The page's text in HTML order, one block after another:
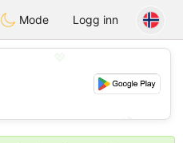
ahebik
Mode Logg inn
💕